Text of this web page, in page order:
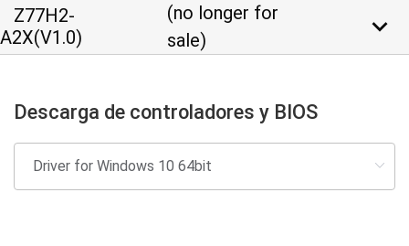
Z77H2-
A2X(V1.0)
(no longer for
sale)
keyboard_arrow_down
Descarga de controladores y BIOS